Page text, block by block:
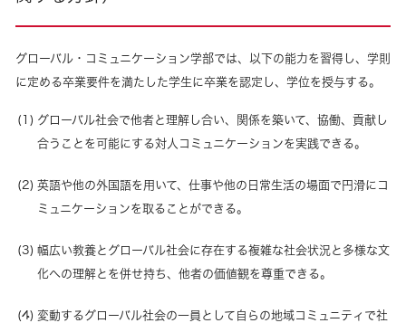
グローバル・コミュニケーション学部では、以下の能力を習得し、学則
に定める卒業要件を満たした学生に卒業を認定し、学位を授与する。
グローバル社会で他者と理解し合い、関係を築いて、協働、貢献し
合うことを可能にする対人コミュニケーションを実践できる。
英語や他の外国語を用いて、仕事や他の日常生活の場面で円滑にコ
ミュニケーションを取ることができる。
幅広い教養とグローバル社会に存在する複雑な社会状況と多様な文
化への理解とを併せ持ち、他者の価値観を尊重できる。
変動するグローバル社会の一員として自らの地域コミュニティで社